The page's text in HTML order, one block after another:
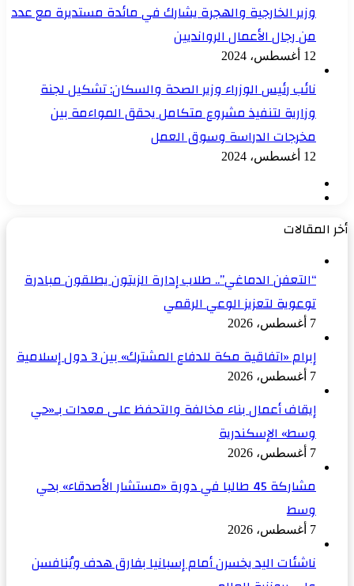
وزير الخارجية والهجرة يشارك في مائدة مستديرة مع عدد
من رجال الأعمال الروانديين
12 أغسطس، 2024
نائب رئيس الوزراء وزير الصحة والسكان: تشكيل لجنة
وزارية لتنفيذ مشروع متكامل يحقق المواءمة بين
مخرجات الدراسة وسوق العمل
12 أغسطس، 2024
أخر المقالات
“التعفن الدماغي”.. طلاب إدارة الزيتون يطلقون مبادرة
توعوية لتعزيز الوعي الرقمي
7 أغسطس، 2026
إبرام «اتفاقية مكة للدفاع المشترك» بين 3 دول إسلامية
7 أغسطس، 2026
إيقاف أعمال بناء مخالفة والتحفظ على معدات بـ«حي
وسط» الإسكندرية
7 أغسطس، 2026
مشاركة 45 طالبا في دورة «مستشار الأصدقاء» بحي
وسط
7 أغسطس، 2026
ناشئات اليد يخسرن أمام إسبانيا بفارق هدف ويُنافسن